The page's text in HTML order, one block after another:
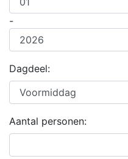
-
Dagdeel:
Aantal personen: